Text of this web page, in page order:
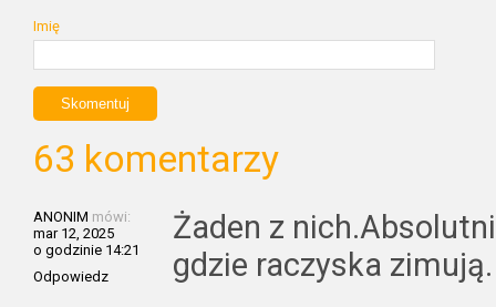
Imię
63 komentarzy
ANONIM mówi:
mar 12, 2025
o godzinie 14:21
Odpowiedz
Żaden z
gdzie raczyska